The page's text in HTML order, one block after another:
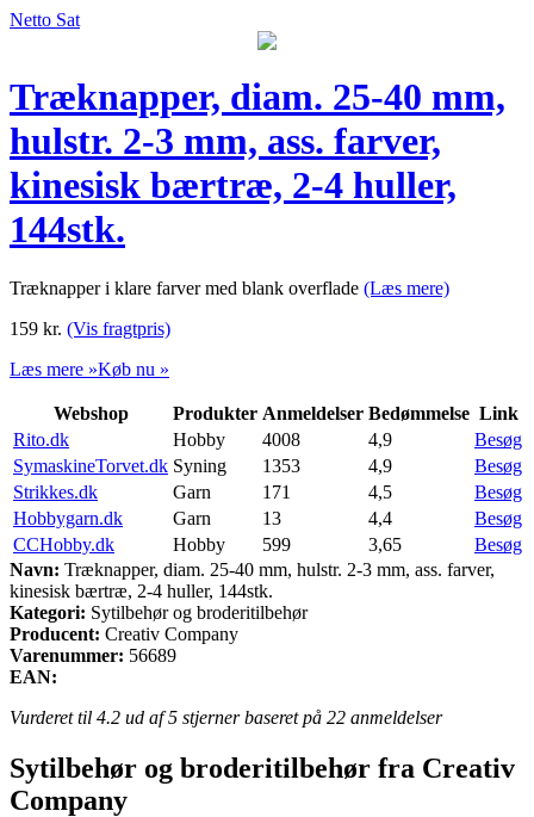
Netto Sat
Træknapper, diam. 25-40 mm,
hulstr. 2-3 mm, ass. farver,
kinesisk bærtræ, 2-4 huller,
144stk.
Træknapper i klare farver med blank overflade (Læs mere)
159 kr. (Vis fragtpris)
Læs mere »Køb nu »
Webshop Produkter Anmeldelser Bedømmelse Link
Rito.dk
Hobby 4008 4,9
Besøg
SymaskineTorvet.dk Syning 1353 4,9
Besøg
Strikkes.dk
Garn 171 4,5
Besøg
Hobbygarn.dk
Garn 13 4,4
Besøg
CCHobby.dk
Hobby 599 3,65
Besøg
Navn: Træknapper, diam. 25-40 mm, hulstr. 2-3 mm, ass. farver,
kinesisk bærtræ, 2-4 huller, 144stk.
Kategori: Sytilbehør og broderitilbehør
Producent: Creativ Company
Varenummer: 56689
EAN:
Vurderet til 4.2 ud af 5 stjerner baseret på 22 anmeldelser
Sytilbehør og broderitilbehør fra Creativ
Company